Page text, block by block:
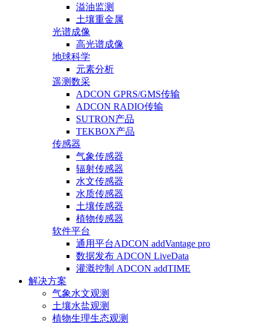
溢油监测
土壤重金属
光谱成像
高光谱成像
地球科学
元素分析
遥测数采
ADCON GPRS/GMS传输
ADCON RADIO传输
SUTRON产品
TEKBOX产品
传感器
气象传感器
辐射传感器
水文传感器
水质传感器
土壤传感器
植物传感器
软件平台
通用平台ADCON addVantage pro
数据发布 ADCON LiveData
灌溉控制 ADCON addTIME
解决方案
气象水文观测
土壤水盐观测
植物生理生态观测